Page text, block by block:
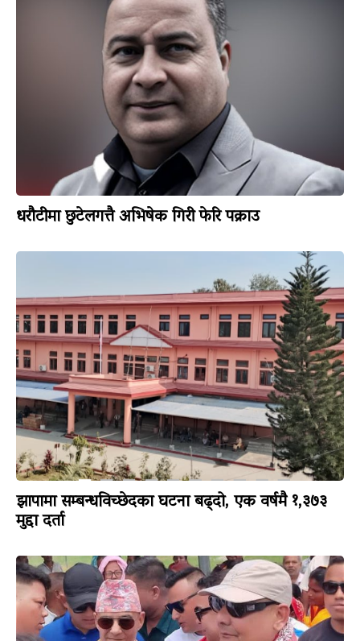
धरौटीमा छुटेलगत्तै अभिषेक गिरी फेरि पक्राउ
झापामा सम्बन्धविच्छेदका घटना बढ्दो, एक वर्षमै १,३७३
मुद्दा दर्ता